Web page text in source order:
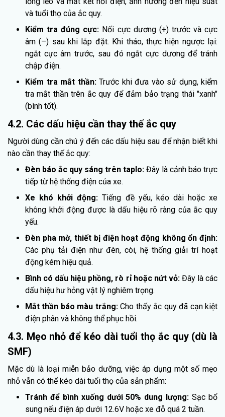
và tuổi thọ của ắc quy.
Kiểm tra đúng cực: Nối cực dương (+) trước và cực
âm (–) sau khi lắp đặt. Khi tháo, thực hiện ngược lại:
ngắt cực âm trước, sau đó ngắt cực dương để tránh
chập điện.
Kiểm tra mắt thần: Trước khi đưa vào sử dụng, kiểm
tra mắt thần trên ắc quy để đảm bảo trạng thái "xanh"
(bình tốt).
4.2. Các dấu hiệu cần thay thế ắc quy
Người dùng cần chú ý đến các dấu hiệu sau để nhận biết khi
nào cần thay thế ắc quy:
Đèn báo ắc quy sáng trên taplo: Đây là cảnh báo trực
tiếp từ hệ thống điện của xe.
Xe khó khởi động:Tiếng đề yếu, kéo dài hoặc xe
không khởi động được là dấu hiệu rõ ràng của ắc quy
yếu.
Đèn pha mờ, thiết bị điện hoạt động không ổn định:
Các phụ tải điện như đèn, còi, hệ thống giải trí hoạt
động kém hiệu quả.
Bình có dấu hiệu phồng, rò rỉ hoặc nứt vỏ:Đây là các
dấu hiệu hư hỏng vật lý nghiêm trọng.
Mắt thần báo màu trắng:Cho thấy ắc quy đã cạn kiệt
điện phân và không thể phục hồi.
4.3. Mẹo nhỏ để kéo dài tuổi thọ ắc quy (dù là
SMF)
Mặc dù là loại miễn bảo dưỡng, việc áp dụng một số mẹo
nhỏ vẫn có thể kéo dài tuổi thọ của sản phẩm:
Tránh để bình xuống dưới 50% dung lượng:Sạc bổ
sung nếu điện áp dưới 12.6V hoặc xe đỗ quá 2 tuần.